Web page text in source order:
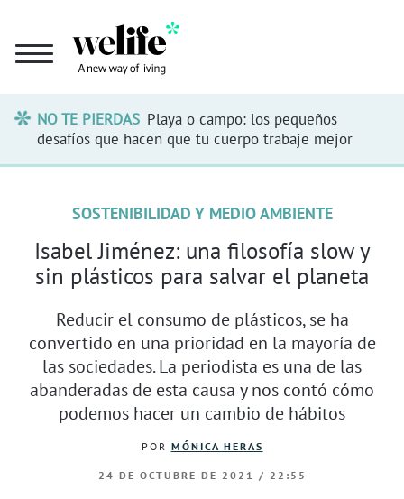
NO TE PIERDAS Playa o campo: los pequeños
desafíos que hacen que tu cuerpo trabaje mejor
SOSTENIBILIDAD Y MEDIO AMBIENTE
Isabel Jiménez: una filosofía slow y
sin plásticos para salvar el planeta
Reducir el consumo de plásticos, se ha
convertido en una prioridad en la mayoría de
las sociedades. La periodista es una de las
abanderadas de esta causa y nos contó cómo
podemos hacer un cambio de hábitos
POR MÓNICA HERAS
24 DE OCTUBRE DE 2021 / 22:55